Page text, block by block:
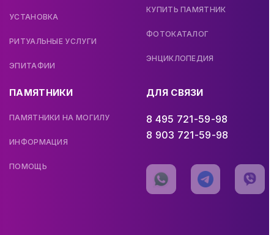
УСТАНОВКА
РИТУАЛЬНЫЕ УСЛУГИ
ЭПИТАФИИ
КУПИТЬ ПАМЯТНИК
ФОТОКАТАЛОГ
ЭНЦИКЛОПЕДИЯ
ПАМЯТНИКИ
ПАМЯТНИКИ НА МОГИЛУ
ИНФОРМАЦИЯ
ПОМОЩЬ
ДЛЯ СВЯЗИ
8 495 721-59-98
8 903 721-59-98